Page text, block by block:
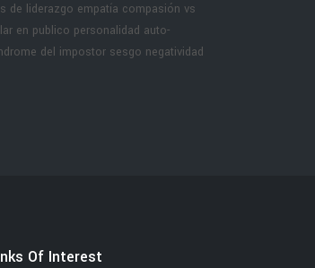
de liderazgo empatía compasión vs
en publico personalidad auto-
del impostor sesgo negatividad
Of Interest